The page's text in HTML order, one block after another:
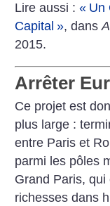
Lire aussi :« Un
Capital », dans
2015.
Arrêter
Ce projet est
plus large :
entre Paris et
parmi les pôles
Grand Paris,
richesses dans